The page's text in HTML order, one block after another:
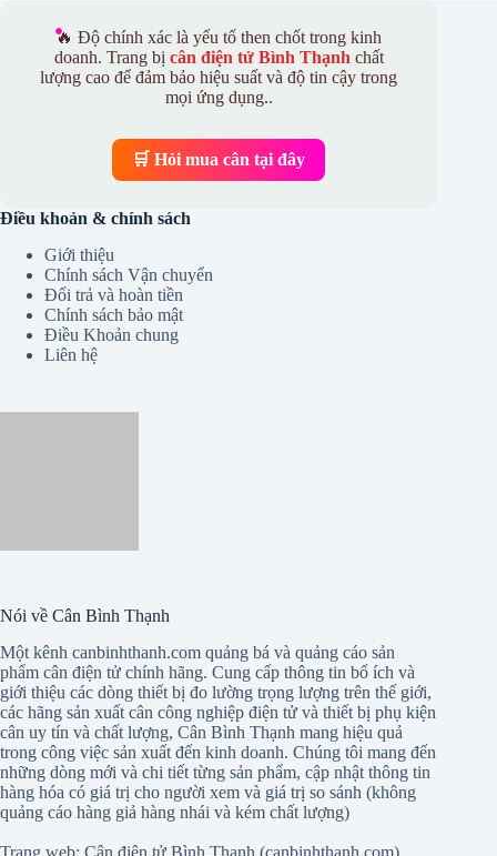
doanh. Trang bịcân điện tử Bình Thạnh
lượng cao để đảm bảo hiệu suất và độ tin cậy trong
Điều khoản & chính sách
Giới thiệu
Chính sách Vận chuyển
Điều Khoản chung
Một kênh canbinhthanh.com quảng bá và quảng cáo sản
giới thiệu các dòng thiết bị đo lường trọng lượng trên thế giới,
các hãng sản xuất cân công nghiệp điện tử và thiết bị phụ kiện
cân uy tín và chất lượng, Cân Bình Thạnh mang hiệu quả
trong công việc sản xuất đến kinh doanh. Chúng tôi mang đến
những dòng mới và chi tiết từng sản phẩm, cập nhật thông tin
hàng hóa có giá trị cho người xem và giá trị so sánh (không
quảng cáo hàng giả hàng nhái và kém chất lượng)
Trang web: Cân điện tử Bình Thạnh (canbinhthanh.com)